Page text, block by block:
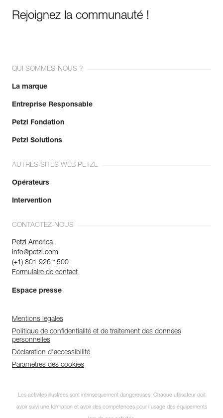
Rejoignez la communauté !
QUI SOMMES-NOUS ?
La marque
Entreprise Responsable
Petzl Fondation
Petzl Solutions
AUTRES SITES WEB PETZL
Opérateurs
Intervention
CONTACTEZ-NOUS
Petzl America
info@petzl.com
(+1) 801 926 1500
Formulaire de contact
Espace presse
Mentions légales
Politique de confidentialité et de traitement des données
personnelles
Déclaration d'accessibilité
Paramètres des cookies
Les activités illustrées sont intrinsèquement dangereuses. Chaque utilisateur doit
avoir suivi une formation et avoir des compétences pour l’usage des équipements